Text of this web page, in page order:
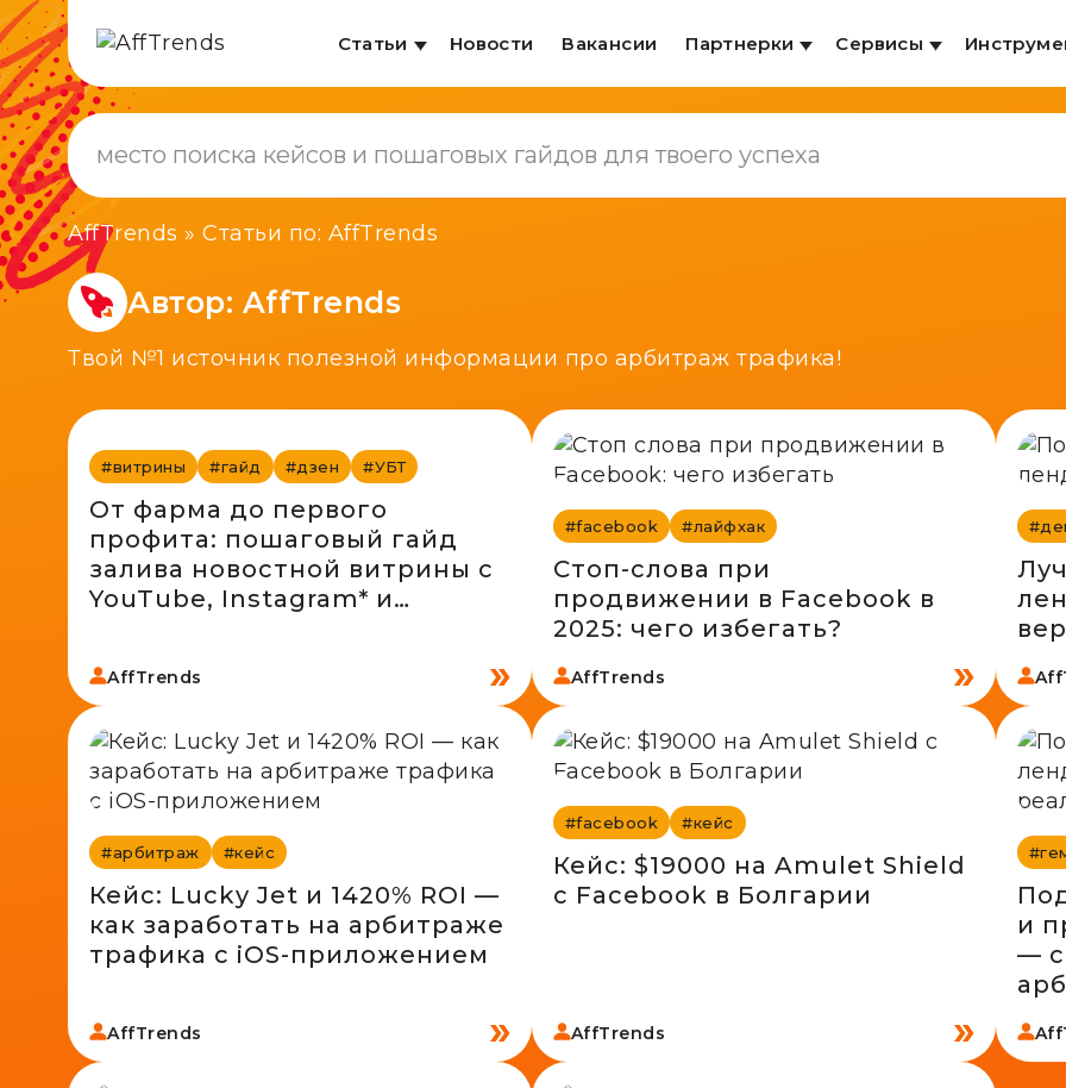
Статьи Новости Вакансии Партнерки Сервисы
AffTrends » Статьи по: AffTrends
Автор: AffTrends
Твой №1 источник полезной информации про арбитраж трафика!
#витрины #гайд #дзен #УБТ
От фарма до первого
профита: пошаговый гайд
залива новостной витрины с
YouTube, Instagram* и
AffTrends
#facebook #лайфхак
Стоп-слова при
продвижении в Facebook в
2025: чего избегать?
AffTrends
#арбитраж #кейс
Кейс: Lucky Jet и 1420% ROI —
как заработать на арбитраже
трафика с iOS-приложением
AffTrends
#facebook #кейс
Кейс: $19000 на Amulet Shield
с Facebook в Болгарии
AffTrends
и
—